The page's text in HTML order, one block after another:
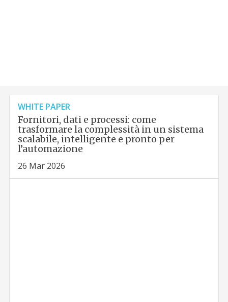
WHITE PAPER
Fornitori, dati e processi: come
trasformare la complessità in un sistema
scalabile, intelligente e pronto per
l’automazione
26 Mar 2026